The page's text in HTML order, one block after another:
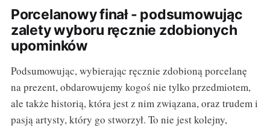
Porcelanowy finał - podsumowując
zalety wyboru ręcznie zdobionych
upominków
Podsumowując, wybierając ręcznie zdobioną porcelanę
na prezent, obdarowujemy kogoś nie tylko przedmiotem,
ale także historią, która jest z nim związana, oraz trudem i
pasją artysty, który go stworzył. To nie jest kolejny,